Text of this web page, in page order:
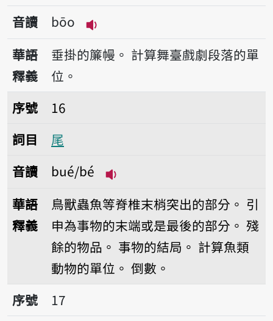
音讀
bōo
播放音讀bōo
華語
釋義
垂掛的簾幔。 計算舞臺戲劇段落的單
位。
序號16尾
序號
16
詞目
尾
音讀
bué/bé
華語
釋義
鳥獸蟲魚等脊椎末梢突出的部分。 引
申為事物的末端或是最後的部分。 殘
餘的物品。 事物的結局。 計算魚類
動物的單位。 倒數。
序號17个
序號
17